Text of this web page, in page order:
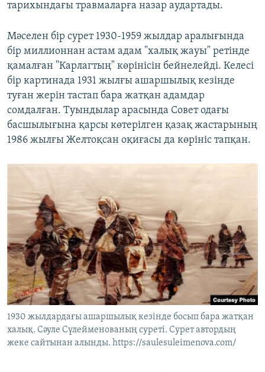
тарихындағы травмаларға назар аудартады.
Мәселен бір сурет 1930-1959 жылдар аралығында
бір миллионнан астам адам "халық жауы" ретінде
қамалған "Карлагтың" көрінісін бейнелейді. Келесі
бір картинада 1931 жылғы ашаршылық кезінде
туған жерін тастап бара жатқан адамдар
сомдалған. Туындылар арасында Совет одағы
басшылығына қарсы көтерілген қазақ жастарының
1986 жылғы Желтоқсан оқиғасы да көрініс тапқан.
1930 жылдардағы ашаршылық кезінде босып бара жатқан
халық. Сәуле Сүлейменованың суреті. Сурет автордың
жеке сайтынан алынды. https://saulesuleimenova.com/